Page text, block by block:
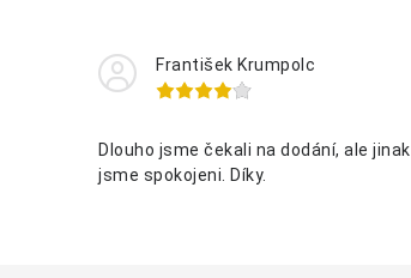
František Krumpolc
Dlouho jsme čekali na dodání, ale jinak
jsme spokojeni. Díky.